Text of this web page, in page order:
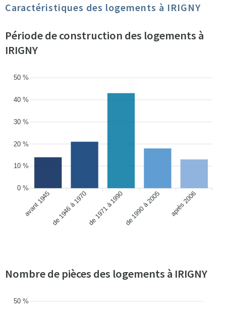
Caractéristiques des logements à IRIGNY
Période de construction des logements à
IRIGNY
50 %
40 %
30 %
20 %
10 %
0 %
avant 1945 de 1946 à 1970 de 1971 à 1990 de 1990 à 2005 après 2006
Nombre de pièces des logements à IRIGNY
50 %